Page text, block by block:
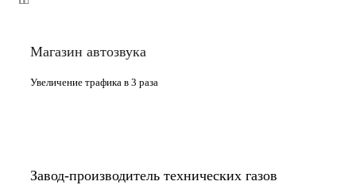
Магазин автозвука
Увеличение трафика в 3 раза
Завод-производитель технических газов